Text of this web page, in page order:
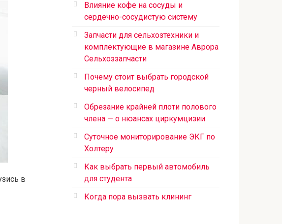
в
Влияние кофе на сосуды и
сердечно-сосудистую систему
Запчасти для сельхозтехники и
комплектующие в магазине Аврора
Сельхоззапчасти
Почему стоит выбрать городской
черный велосипед
Обрезание крайней плоти полового
члена — о нюансах циркумцизии
Суточное мониторирование ЭКГ по
Холтеру
Как выбрать первый автомобиль
для студента
Когда пора вызвать клининг